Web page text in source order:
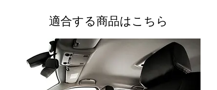
適合する商品はこちら